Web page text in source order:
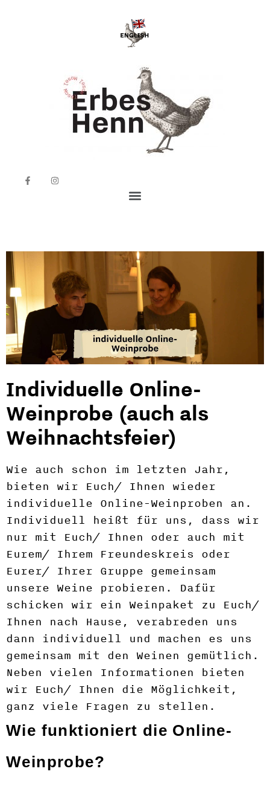
Individuelle Online-
Weinprobe (auch als
Weihnachtsfeier)
Wie auch schon im letzten Jahr,
bieten wir Euch/ Ihnen wieder
individuelle Online-Weinproben an.
Individuell heißt für uns, dass wir
nur mit Euch/ Ihnen oder auch mit
Eurem/ Ihrem Freundeskreis oder
Eurer/ Ihrer Gruppe gemeinsam
unsere Weine probieren. Dafür
schicken wir ein Weinpaket zu Euch/
Ihnen nach Hause, verabreden uns
dann individuell und machen es uns
gemeinsam mit den Weinen gemütlich.
Neben vielen Informationen bieten
wir Euch/ Ihnen die Möglichkeit,
ganz viele Fragen zu stellen.
Wie funktioniert die Online-
Weinprobe?